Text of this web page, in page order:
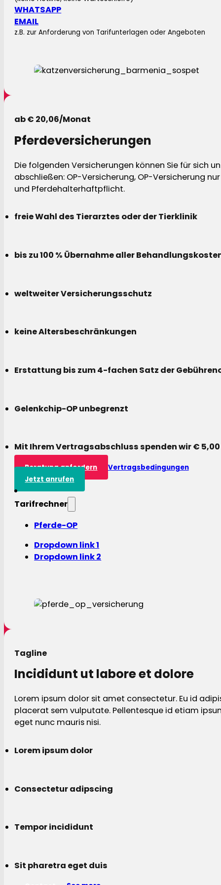
WHATSAPP
EMAIL
z.B. zur Anforderung von Tarifunterlagen oder Angeboten
ab € 20,06/Monat
Pferdeversicherungen
Die folgenden Versicherungen können Sie für sich
abschließen: OP-Versicherung, OP-Versicherung
und Pferdehalterhaftpflicht.
freie Wahl des Tierarztes oder der Tierklinik
bis zu 100 % Übernahme aller
weltweiter Versicherungsschutz
keine Altersbeschränkungen
Erstattung bis zum 4-fachen Satz der
Gelenkchip-OP unbegrenzt
Mit Ihrem Vertragsabschluss spenden wir €
Beratung anfordern
Vertragsbedingungen
Jetzt anrufen
Tarifrechner
Pferde-OP
Dropdown link 1
Dropdown link 2
Tagline
Incididunt ut labore et dolore
Lorem ipsum dolor sit amet consectetur. Eu id
placerat sem vulputate. Pellentesque id etiam
eget nunc mauris nisi.
Lorem ipsum dolor
Consectetur adipscing
Tempor incididunt
Sit pharetra eget duis